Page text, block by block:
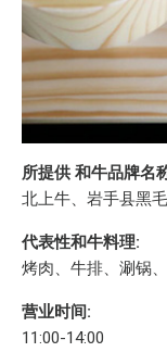
所提供 和牛品牌名
北上牛、岩手县黑
代表性和牛料理:
烤肉、牛排、涮锅
营业时间:
11:00-14:00